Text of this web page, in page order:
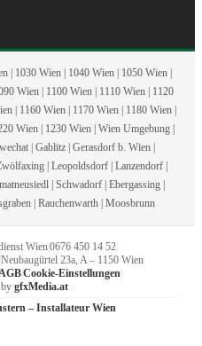
| 1030 Wien | 1040 Wien | 1050 Wien |
Wien | 1100 Wien | 1110 Wien | 1120
| 1160 Wien | 1170 Wien | 1180 Wien |
Wien | 1230 Wien | Wien Umgebung |
| Gablitz | Gerasdorf b. Wien |
| Leopoldsdorf | Lanzendorf |
| Schwadorf | Ebergassing |
| Rauchenwarth | Moosbrunn
Wien0676 450 14 52
Neubaugürtel 23a, A – 1150 Wien
|Cookie-Einstellungen|
gfxMedia.at
– Installateur Wien